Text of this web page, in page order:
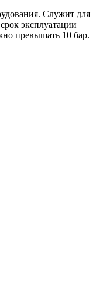
Служит для
эксплуатации
превышать 10 бар.